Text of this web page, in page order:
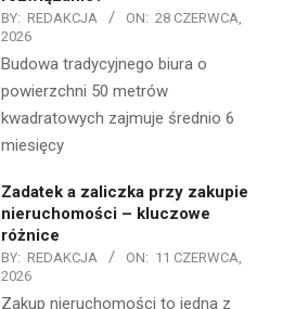
BY: REDAKCJA ON: 28 CZERWCA,
2026
Budowa tradycyjnego biura o
powierzchni 50 metrów
kwadratowych zajmuje średnio 6
miesięcy
Zadatek a zaliczka przy zakupie
nieruchomości – kluczowe
różnice
BY: REDAKCJA ON: 11 CZERWCA,
2026
Zakup nieruchomości to jedna z